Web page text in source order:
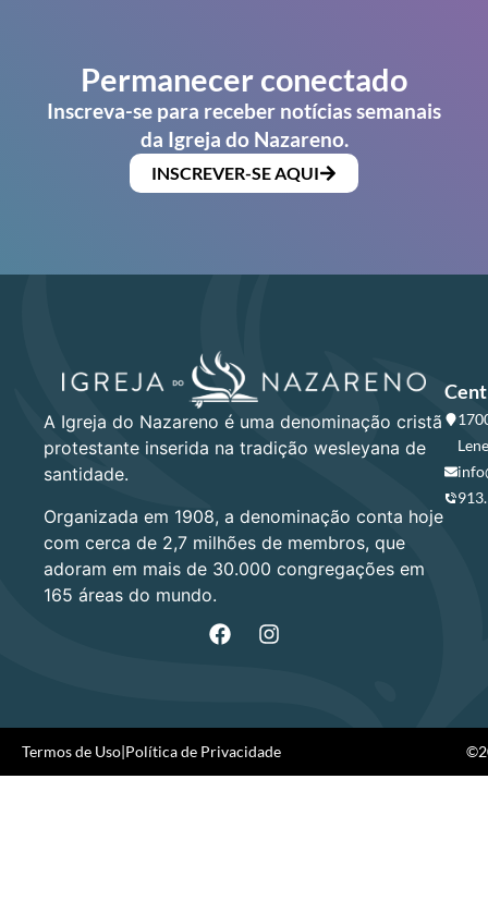
Permanecer conectado
Inscreva-se para receber notícias semanais
da Igreja do Nazareno.
INSCREVER-SE AQUI
A Igreja do Nazareno é uma denominação cristã
protestante inserida na tradição wesleyana de
santidade.
Organizada em 1908, a denominação conta hoje
com cerca de 2,7 milhões de membros, que
adoram em mais de 30.000 congregações em
165 áreas do mundo.
Termos de Uso|Política de Privacidade